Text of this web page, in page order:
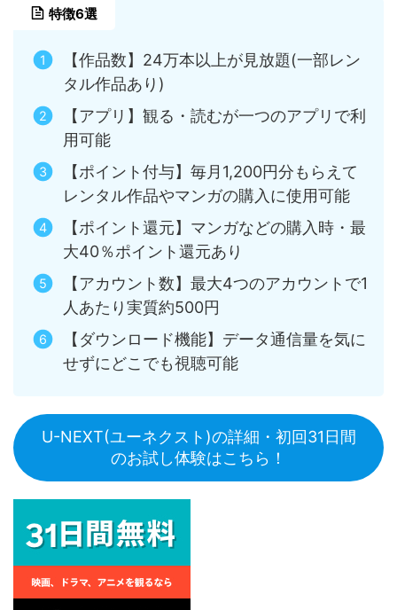
特徴6選
【作品数】24万本以上が見放題(一部レン
タル作品あり)
【アプリ】観る・読むが一つのアプリで利
用可能
【ポイント付与】毎月1,200円分もらえて
レンタル作品やマンガの購入に使用可能
【ポイント還元】マンガなどの購入時・最
大40％ポイント還元あり
【アカウント数】最大4つのアカウントで1
人あたり実質約500円
【ダウンロード機能】データ通信量を気に
せずにどこでも視聴可能
U-NEXT(ユーネクスト)の詳細・初回31日間
のお試し体験はこちら！